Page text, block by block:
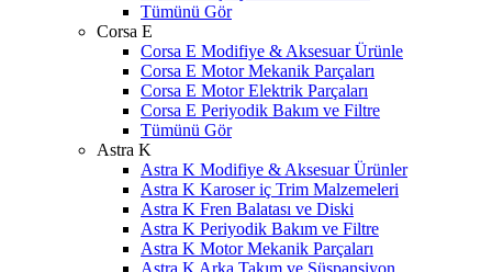
Tümünü Gör
Corsa E
Corsa E Modifiye & Aksesuar Ürünle
Corsa E Motor Mekanik Parçaları
Corsa E Motor Elektrik Parçaları
Corsa E Periyodik Bakım ve Filtre
Tümünü Gör
Astra K
Astra K Modifiye & Aksesuar Ürünler
Astra K Karoser iç Trim Malzemeleri
Astra K Fren Balatası ve Diski
Astra K Periyodik Bakım ve Filtre
Astra K Motor Mekanik Parçaları
Astra K Arka Takım ve Süspansiyon